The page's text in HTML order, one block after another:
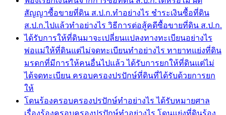
สัญญาซื้อขายที่ดิน ส.ป.ก.ทำอย่างไร ชำระเงินซื้อที่ดิน
ส.ป.ก.ไปแล้วทำอย่างไร วิธีการต่อสู้คดีซื้อขายที่ดิน ส.ป.ก.
ได้รับการให้ที่ดินมาจะเปลี่ยนแปลงทางทะเบียนอย่างไร
พ่อแม่ให้ที่ดินแต่ไม่จดทะเบียนทำอย่างไร ทายาทแย่งที่ดิน
มรดกที่มีการให้คนอื่นไปแล้ว ได้รับการยกให้ที่ดินแต่ไม่
ได้จดทะเบียน ครอบครองปรปักษ์ที่ดินที่ได้รับด้วยการยก
ให้
โดนร้องครอบครองปรปักษ์ทำอย่างไร ได้รับหมายศาล
เรื่องร้องครอบครองปรปักษ์ทำอย่างไร โดนแย่งที่ดินร้อง